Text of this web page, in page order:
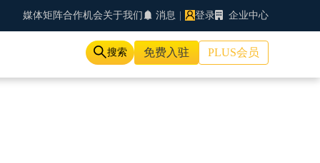
媒体矩阵合作机会关于我们 消息 登录 企业中心
搜索 免费入驻 PLUS会员